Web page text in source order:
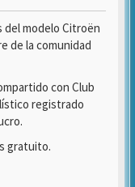
del modelo Citroën
de la comunidad
con Club
registrado
gratuito.